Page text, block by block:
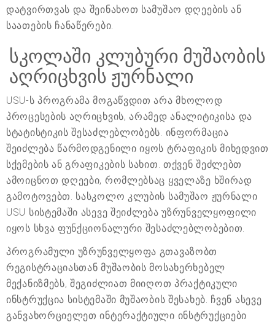
დატვირთვას და შეინახოთ სამუშაო დღეების ან
საათების ჩანაწერები.
სკოლაში კლუბური მუშაობის
აღრიცხვის ჟურნალი
USU-ს პროგრამა მოგაწვდით არა მხოლოდ
პროცესების აღრიცხვის, არამედ ანალიტიკისა და
სტატისტიკის შესაძლებლობებს. ინფორმაცია
შეიძლება წარმოდგენილი იყოს ტრაფიკის მიხედვით
სქემების ან გრაფიკების სახით. თქვენ შეძლებთ
ამოიცნოთ დღეები, რომლებსაც ყველაზე ხშირად
გამოტოვებთ. სასკოლო კლუბის სამუშაო ჟურნალი
USU სისტემაში ასევე შეიძლება უზრუნველყოფილი
იყოს სხვა ფუნქციონალური შესაძლებლობებით.
პროგრამული უზრუნველყოფა გთავაზობთ
რეგისტრაციასთან მუშაობის მოსახერხებელ
მექანიზმებს, შეგიძლიათ მიიღოთ პრაქტიკული
ინსტრუქცია სისტემაში მუშაობის შესახებ. ჩვენ ასევე
განვახორციელეთ ინტერაქტიული ინსტრუქციები